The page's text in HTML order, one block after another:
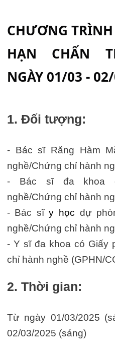
CHƯƠNG
HẠN CHẤN
NGÀY 01/03 -
1. Đối tượng:
- Bác sĩ Răng Hàm
nghề/Chứng chỉ hành
- Bác sĩ đa khoa
nghề/Chứng chỉ hành
- Bác sĩy học dự
nghề/Chứng chỉ hành
- Y sĩ đa khoa có Giấy
chỉ hành nghề (GPHN/
2. Thời gian:
Từ ngày 01/03/2025
02/03/2025 (sáng)